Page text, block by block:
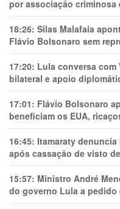
por associação criminosa
18:26: Silas Malafaia
Flávio Bolsonaro sem
17:20: Lula conversa
bilateral e apoio
17:01: Flávio Bolsonaro
beneficiam os EUA,
16:45: Itamaraty
após cassação de visto
15:57: Ministro André
do governo Lula a pedido